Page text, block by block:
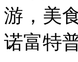
游，美
诺富特